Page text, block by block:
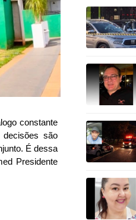
constante
são
É dessa
Presidente